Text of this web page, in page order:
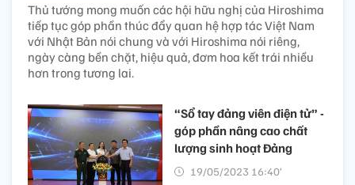
Thủ tướng mong muốn các hội hữu nghị của Hiroshima
tiếp tục góp phần thúc đẩy quan hệ hợp tác Việt Nam
với Nhật Bản nói chung và với Hiroshima nói riêng,
ngày càng bền chặt, hiệu quả, đơm hoa kết trái nhiều
hơn trong tương lai.
“Sổ tay đảng viên điện tử” -
góp phần nâng cao chất
lượng sinh hoạt Đảng
19/05/2023 16:40’